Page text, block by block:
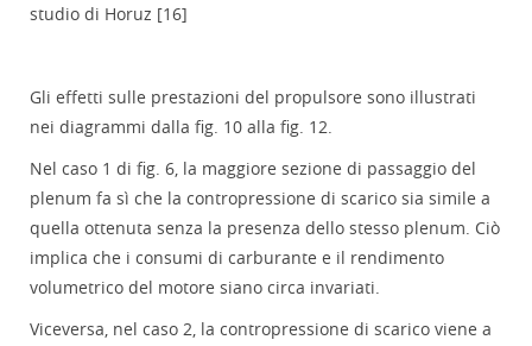
studio di Horuz [16]
Gli effetti sulle prestazioni del propulsore sono illustrati
nei diagrammi dalla fig. 10 alla fig. 12.
Nel caso 1 di fig. 6, la maggiore sezione di passaggio del
plenum fa sì che la contropressione di scarico sia simile a
quella ottenuta senza la presenza dello stesso plenum. Ciò
implica che i consumi di carburante e il rendimento
volumetrico del motore siano circa invariati.
Viceversa, nel caso 2, la contropressione di scarico viene a